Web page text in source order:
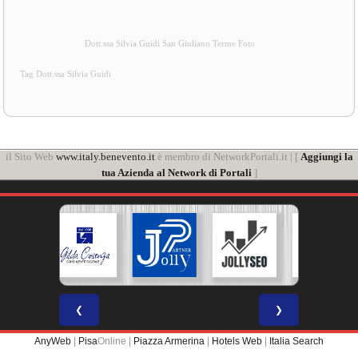
Dott.ssa Silvia Guidi San Giuliano Terme Foto
Tag Dott.ssa Silvia Guidi
il Sito Web www.italy.benevento.itè membro di NetworkPortali.it | [ Aggiungi la
tua Azienda al Network di Portali]
❮ ❯
AnyWeb PisaOnline | Piazza Armerina Hotels Web Italia Search